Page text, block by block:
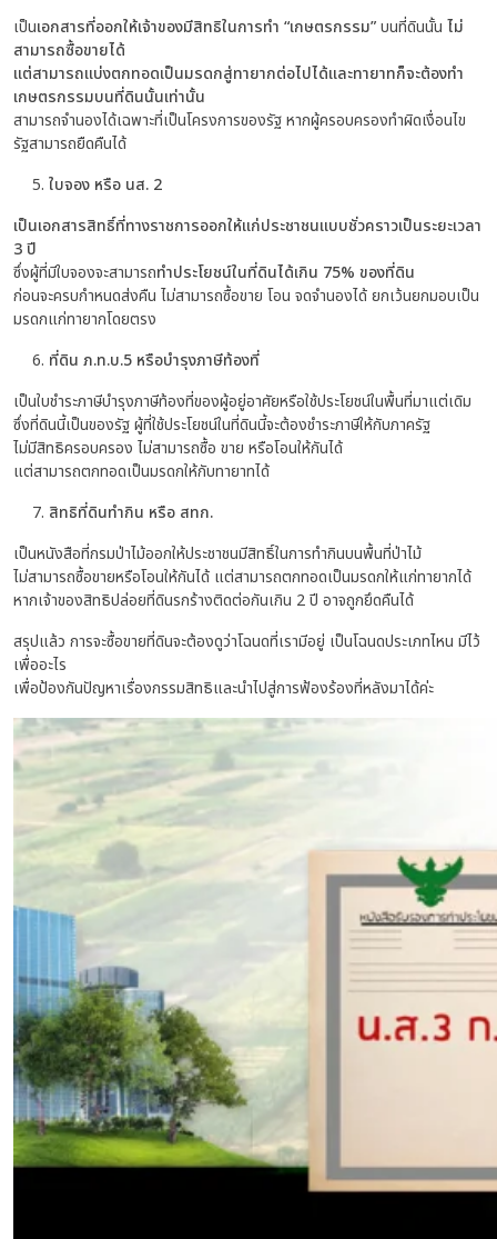
เป็นเอกสารที่ออกให้เจ้าของมีสิทธิในการทำ “เกษตรกรรม”บนที่ดินนั้น ไม่
สามารถซื้อขายได้
แต่สามารถแบ่งตกทอดเป็นมรดกสู่ทายากต่อไปได้และทายาทก็จะต้องทำ
เกษตรกรรมบนที่ดินนั้นเท่านั้น
สามารถจำนองได้เฉพาะที่เป็นโครงการของรัฐ หากผู้ครอบครองทำผิดเงื่อนไข
รัฐสามารถยืดคืนได้
ใบจอง หรือ นส. 2
เป็นเอกสารสิทธิ์ที่ทางราชการออกให้แก่ประชาชนแบบชั่วคราวเป็นระยะเวลา
3ปี
ซึ่งผู้ที่มีใบจองจะสามารถทำประโยชน์ในที่ดินได้เกิน 75% ของที่ดิน
ก่อนจะครบกำหนดส่งคืน ไม่สามารถซื้อขาย โอน จดจำนองได้ ยกเว้นยกมอบเป็น
มรดกแก่ทายากโดยตรง
ที่ดิน ภ.ท.บ.5 หรือบำรุงภาษีท้องที่
เป็นใบชำระภาษีบำรุงภาษีท้องที่ของผู้อยู่อาศัยหรือใช้ประโยชน์ในพื้นที่มาแต่เดิม
ซึ่งที่ดินนี้เป็นของรัฐ ผู้ที่ใช้ประโยชน์ในที่ดินนี้จะต้องชำระภาษีให้กับภาครัฐ
ไม่มีสิทธิครอบครอง ไม่สามารถซื้อ ขาย หรือโอนให้กันได้
แต่สามารถตกทอดเป็นมรดกให้กับทายาทได้
สิทธิที่ดินทำกิน หรือ สทก.
เป็นหนังสือที่กรมป่าไม้ออกให้ประชาชนมีสิทธิ์ในการทำกินบนพื้นที่ป่าไม้
ไม่สามารถซื้อขายหรือโอนให้กันได้ แต่สามารถตกทอดเป็นมรดกให้แก่ทายากได้
หากเจ้าของสิทธิปล่อยที่ดินรกร้างติดต่อกันเกิน 2 ปี อาจถูกยึดคืนได้
สรุปแล้ว การจะซื้อขายที่ดินจะต้องดูว่าโฉนดที่เรามีอยู่ เป็นโฉนดประเภทไหน มีไว้
เพื่ออะไร
เพื่อป้องกันปัญหาเรื่องกรรมสิทธิและนำไปสู่การฟ้องร้องที่หลังมาได้ค่ะ